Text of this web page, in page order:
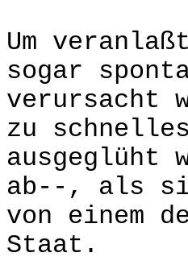
Um
sogar
verursacht
zu
ausgeglüht
ab--, als
von einem
Staat.